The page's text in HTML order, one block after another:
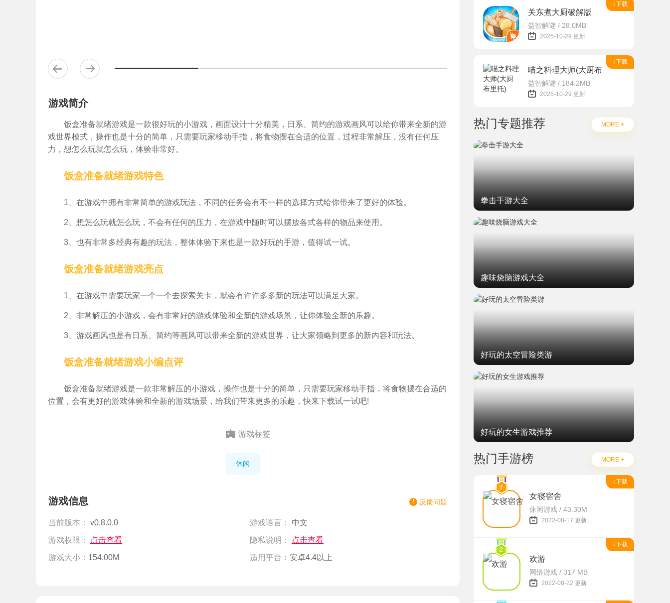
游戏简介
饭盒准备就绪游戏是一款很好玩的小游戏，画面设计十分精美，日系、简约的游戏画风可以给你带来全新的游
戏世界模式，操作也是十分的简单，只需要玩家移动手指，将食物摆在合适的位置，过程非常解压，没有任何压
力，想怎么玩就怎么玩，体验非常好。
饭盒准备就绪游戏特色
1、在游戏中拥有非常简单的游戏玩法，不同的任务会有不一样的选择方式给你带来了更好的体验。
2、想怎么玩就怎么玩，不会有任何的压力，在游戏中随时可以摆放各式各样的物品来使用。
3、也有非常多经典有趣的玩法，整体体验下来也是一款好玩的手游，值得试一试。
饭盒准备就绪游戏亮点
1、在游戏中需要玩家一个一个去探索关卡，就会有许许多多新的玩法可以满足大家。
2、非常解压的小游戏，会有非常好的游戏体验和全新的游戏场景，让你体验全新的乐趣。
3、游戏画风也是有日系、简约等画风可以带来全新的游戏世界，让大家领略到更多的新内容和玩法。
饭盒准备就绪游戏小编点评
饭盒准备就绪游戏是一款非常解压的小游戏，操作也是十分的简单，只需要玩家移动手指，将食物摆在合适的
位置，会有更好的游戏体验和全新的游戏场景，给我们带来更多的乐趣，快来下载试一试吧!
游戏标签
休闲
游戏信息 反馈问题
当前版本： v0.8.0.0 游戏语言： 中文
游戏权限： 点击查看 隐私说明： 点击查看
游戏大小： 154.00M 适用平台： 安卓4.4以上
↓下载
关东煮大厨破解版
益智解谜 / 28.0MB
2025-10-29 更新
↓下载
喵之料理大师(大厨布里托)
益智解谜 / 184.2MB
2025-10-29 更新
热门专题推荐 MORE +
拳击手游大全
趣味烧脑游戏大全
好玩的太空冒险类游
好玩的女生游戏推荐
热门手游榜 MORE +
↓下载
女寝宿舍
休闲游戏 / 43.30M
2022-08-17 更新
↓下载
欢游
网络游戏 / 317 MB
2022-08-22 更新